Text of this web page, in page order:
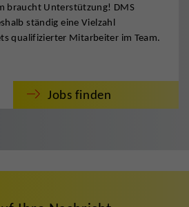
braucht Unterstützung! DMS
ständig eine Vielzahl
qualifizierter Mitarbeiter im Team.
Jobs finden